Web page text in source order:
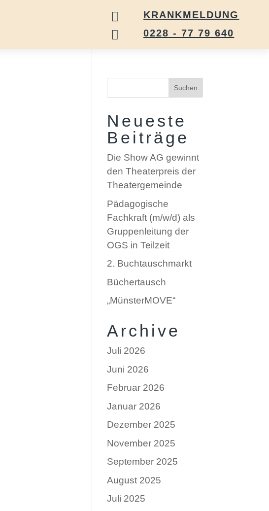
 0228 - 77 79 640
 KRANKMELDUNG
Suchen
Neueste
Beiträge
Die Show AG gewinnt
den Theaterpreis der
Theatergemeinde
Pädagogische
Fachkraft (m/w/d) als
Gruppenleitung der
OGS in Teilzeit
2. Buchtauschmarkt
Büchertausch
„MünsterMOVE“
Archive
Juli 2026
Juni 2026
Februar 2026
Januar 2026
Dezember 2025
November 2025
September 2025
August 2025
Juli 2025